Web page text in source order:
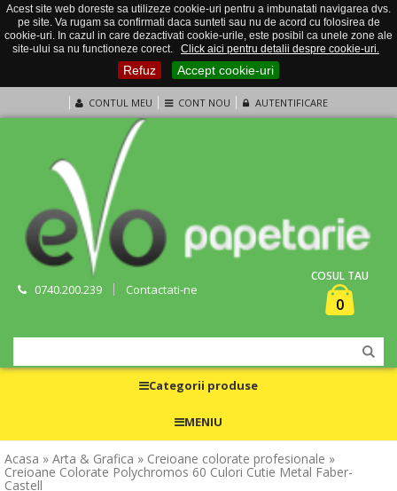
Acest site web doreste sa utilizeze cookie-uri pentru a imbunatati navigarea dvs.
pe site. Va rugam sa confirmati daca sunteti sau nu de acord cu folosirea de
cookie-uri. In cazul in care dezactivati cookie-urile, este posibil ca unele zone ale
site-ului sa nu functioneze corect.
Click aici pentru detalii despre cookie-uri.
Refuz Accept cookie-uri
CONTUL MEU CONT NOU AUTENTIFICARE
0740.200.239 Contactati-ne
COSUL TAU
0
Categorii produse
MENIU
Acasa » Arta & Grafica » Creioane colorate profesionale »
Creioane Colorate Polychromos 60 Culori Cutie Metal Faber-
Castell